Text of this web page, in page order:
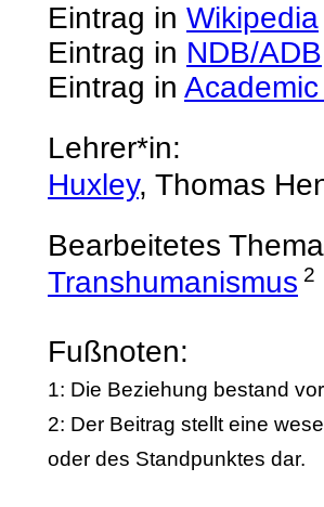
Eintrag in Wikipedia
Eintrag in NDB/ADB
Eintrag in
Lehrer*in:
Huxley, Thomas
Bearbeitetes
Transhumanismus 2
Fußnoten:
1: Die Beziehung bestand
2: Der Beitrag stellt eine
oder des Standpunktes dar.